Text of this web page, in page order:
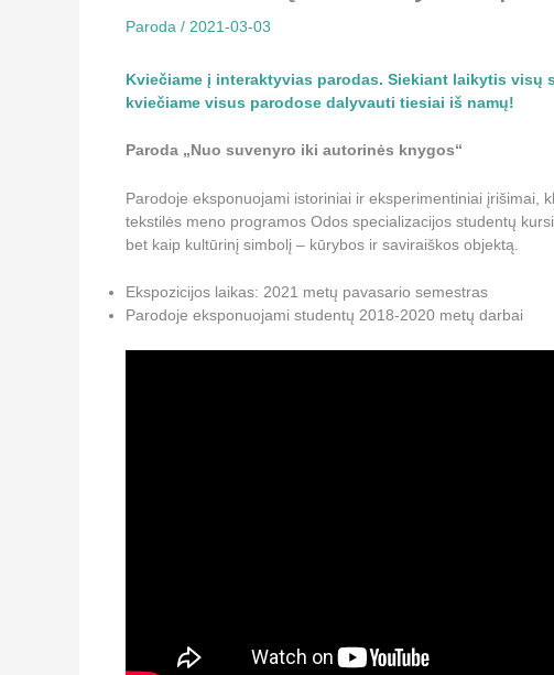
Paroda / 2021-03-03
Kviečiame į interaktyvias parodas. Siekiant laikytis visų
kviečiame visus parodose dalyvauti tiesiai iš namų!
Paroda „Nuo suvenyro iki autorinės knygos“
Parodoje eksponuojami istoriniai ir eksperimentiniai įrišimai,
tekstilės meno programos Odos specializacijos studentų
bet kaip kultūrinį simbolį – kūrybos ir saviraiškos objektą.
Ekspozicijos laikas: 2021 metų pavasario semestras
Parodoje eksponuojami studentų 2018-2020 metų darbai